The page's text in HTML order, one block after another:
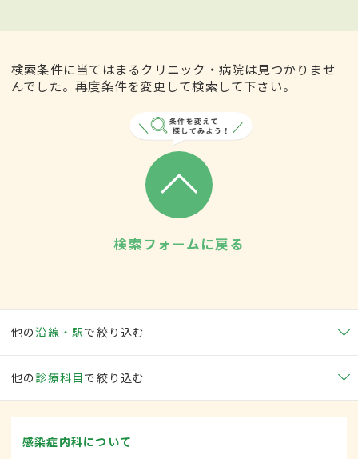
検索条件に当てはまるクリニック・病院は見つかりませ
んでした。再度条件を変更して検索して下さい。
検索フォームに戻る
他の沿線・駅で絞り込む
他の 診療科目で絞り込む
感染症内科について